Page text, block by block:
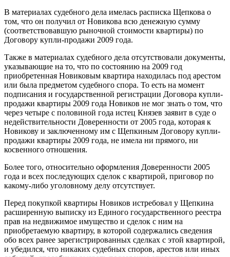
В материалах судебного дела имелась расписка Щепкова о
том, что он получил от Новикова всю денежную сумму
(соответствовавшую рыночной стоимости квартиры) по
Договору купли-продажи 2009 года.
Также в материалах судебного дела отсутствовали документы,
указывающие на то, что по состоянию на 2009 год
приобретенная Новиковым квартира находилась под арестом
или была предметом судебного спора. То есть на момент
подписания и государственной регистрации Договора купли-
продажи квартиры 2009 года Новиков не мог знать о том, что
через четыре с половиной года истец Князев заявит в суде о
недействительности Доверенности от 2005 года, которая к
Новикову и заключенному им с Щепкиным Договору купли-
продажи квартиры 2009 года, не имела ни прямого, ни
косвенного отношения.
Более того, относительно оформления Доверенности 2005
года и всех последующих сделок с квартирой, приговор по
какому-либо уголовному делу отсутствует.
Перед покупкой квартиры Новиков истребовал у Щепкина
расширенную выписку из Единого государственного реестра
прав на недвижимое имущество и сделок с ним на
приобретаемую квартиру, в которой содержались сведения
обо всех ранее зарегистрированных сделках с этой квартирой,
и убедился, что никаких судебных споров, арестов или иных